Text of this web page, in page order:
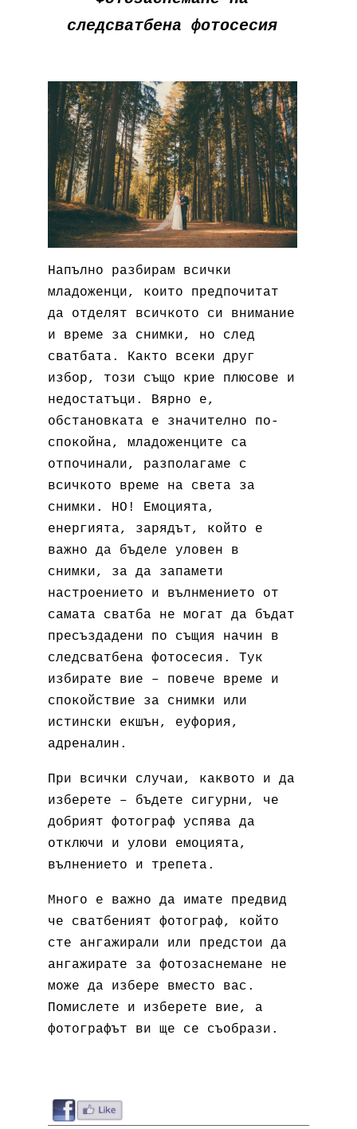
следсватбена фотосесия
Напълно разбирам всички
младоженци, които предпочитат
да отделят всичкото си внимание
и време за снимки, но след
сватбата. Както всеки друг
избор, този също крие плюсове и
недостатъци. Вярно е,
обстановката е значително по-
спокойна, младоженците са
отпочинали, разполагаме с
всичкото време на света за
снимки. НО! Емоцията,
енергията, зарядът, който е
важно да бъделе уловен в
снимки, за да запамети
настроението и вълнмението от
самата сватба не могат да бъдат
пресъздадени по същия начин в
следсватбена фотосесия. Тук
избирате вие – повече време и
спокойствие за снимки или
истински екшън, еуфория,
адреналин.
При всички случаи, каквото и да
изберете – бъдете сигурни, че
добрият фотограф успява да
отключи и улови емоцията,
вълнението и трепета.
Много е важно да имате предвид
че сватбеният фотограф, който
сте ангажирали или предстои да
ангажирате за фотозаснемане не
може да избере вместо вас.
Помислете и изберете вие, а
фотографът ви ще се съобрази.